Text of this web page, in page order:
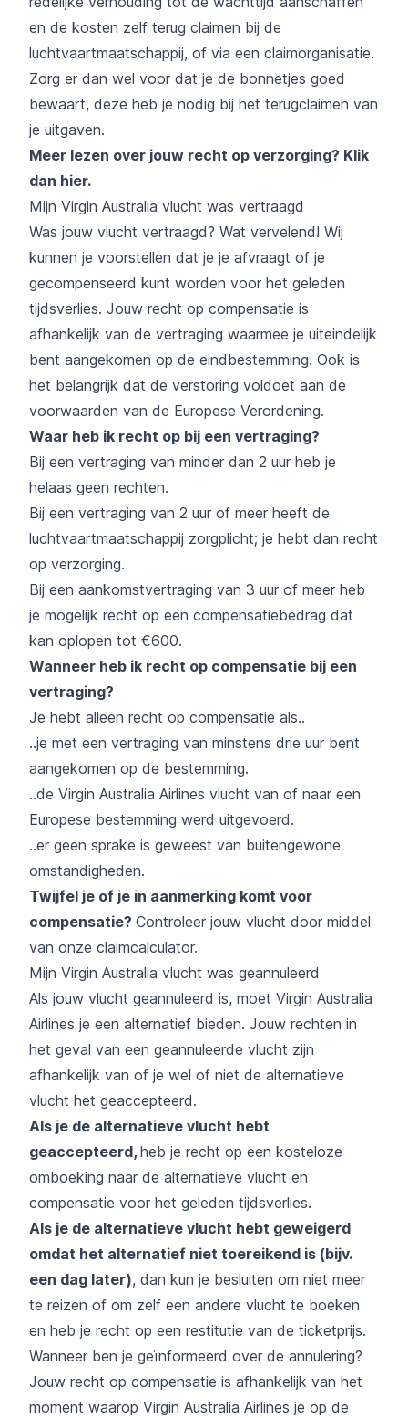
en de kosten zelf terug claimen bij de
luchtvaartmaatschappij, of via een claimorganisatie.
Zorg er dan wel voor dat je de bonnetjes goed
bewaart, deze heb je nodig bij het terugclaimen van
je uitgaven.
Meer lezen over jouw recht op verzorging? Klik
dan hier.
Mijn Virgin Australia vlucht was vertraagd
Was jouw vlucht vertraagd? Wat vervelend! Wij
kunnen je voorstellen dat je je afvraagt of je
gecompenseerd kunt worden voor het geleden
tijdsverlies. Jouw recht op compensatie is
afhankelijk van de vertraging waarmee je uiteindelijk
bent aangekomen op de eindbestemming. Ook is
het belangrijk dat de verstoring voldoet aan de
voorwaarden van de Europese Verordening.
Waar heb ik recht op bij een vertraging?
Bij een vertraging van minder dan 2 uur heb je
helaas geen rechten.
Bij een vertraging van 2 uur of meer heeft de
luchtvaartmaatschappij zorgplicht; je hebt dan recht
op verzorging.
Bij een aankomstvertraging van 3 uur of meer heb
je mogelijk recht op een compensatiebedrag dat
kan oplopen tot €600.
Wanneer heb ik recht op compensatie bij een
vertraging?
Je hebt alleen recht op compensatie als..
..je met een vertraging van minstens drie uur bent
aangekomen op de bestemming.
..de Virgin Australia Airlines vlucht van of naar een
Europese bestemming werd uitgevoerd.
..er geen sprake is geweest van buitengewone
omstandigheden.
Twijfel je of je in aanmerking komt voor
compensatie? Controleer jouw vlucht door middel
van onze claimcalculator.
Mijn Virgin Australia vlucht was geannuleerd
Als jouw vlucht geannuleerd is, moet Virgin Australia
Airlines je een alternatief bieden. Jouw rechten in
het geval van een geannuleerde vlucht zijn
afhankelijk van of je wel of niet de alternatieve
vlucht het geaccepteerd.
Als je de alternatieve vlucht hebt
geaccepteerd, heb je recht op een kosteloze
omboeking naar de alternatieve vlucht en
compensatie voor het geleden tijdsverlies.
Als je de alternatieve vlucht hebt geweigerd
omdat het alternatief niet toereikend is (bijv.
een dag later), dan kun je besluiten om niet meer
te reizen of om zelf een andere vlucht te boeken
en heb je recht op een restitutie van de ticketprijs.
Wanneer ben je geïnformeerd over de annulering?
Jouw recht op compensatie is afhankelijk van het
moment waarop Virgin Australia Airlines je op de